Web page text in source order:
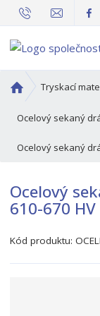
v
o
n
t
n
Tryskací
Ocelový sekaný
Ocelový sekaný
Ocelový
610-670 HV
Kód produktu: